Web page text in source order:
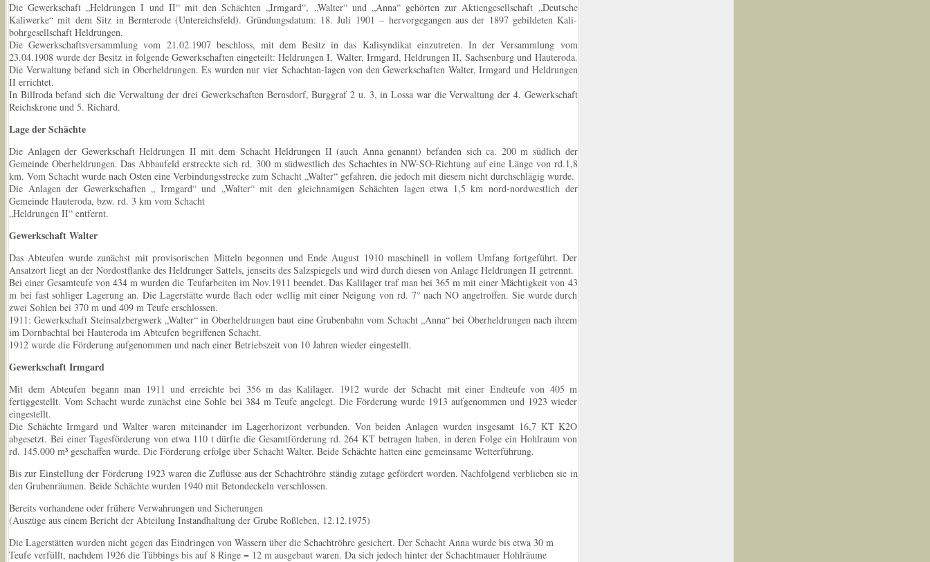
Die Gewerkschaft „Heldrungen I und II“ mit den Schächten „Irmgard“, „Walter“ und „Anna“ gehörten zur Aktiengesellschaft „Deutsche
Kaliwerke“ mit dem Sitz in Bernterode (Untereichsfeld). Gründungsdatum: 18. Juli 1901 – hervorgegangen aus der 1897 gebildeten Kali-
bohrgesellschaft Heldrungen.
Die Gewerkschaftsversammlung vom 21.02.1907 beschloss, mit dem Besitz in das Kalisyndikat einzutreten. In der Versammlung vom
23.04.1908 wurde der Besitz in folgende Gewerkschaften eingeteilt: Heldrungen I, Walter, Irmgard, Heldrungen II, Sachsenburg und Hauteroda.
Die Verwaltung befand sich in Oberheldrungen. Es wurden nur vier Schachtan-lagen von den Gewerkschaften Walter, Irmgard und Heldrungen
II errichtet.
In Billroda befand sich die Verwaltung der drei Gewerkschaften Bernsdorf, Burggraf 2 u. 3, in Lossa war die Verwaltung der 4. Gewerkschaft
Reichskrone und 5. Richard.
Lage der Schächte
Die Anlagen der Gewerkschaft Heldrungen II mit dem Schacht Heldrungen II (auch Anna genannt) befanden sich ca. 200 m südlich der
Gemeinde Oberheldrungen. Das Abbaufeld erstreckte sich rd. 300 m südwestlich des Schachtes in NW-SO-Richtung auf eine Länge von rd.1,8
km. Vom Schacht wurde nach Osten eine Verbindungsstrecke zum Schacht „Walter“ gefahren, die jedoch mit diesem nicht durchschlägig wurde.
Die Anlagen der Gewerkschaften „ Irmgard“ und „Walter“ mit den gleichnamigen Schächten lagen etwa 1,5 km nord-nordwestlich der
Gemeinde Hauteroda, bzw. rd. 3 km vom Schacht
„Heldrungen II“ entfernt.
Gewerkschaft Walter
Das Abteufen wurde zunächst mit provisorischen Mitteln begonnen und Ende August 1910 maschinell in vollem Umfang fortgeführt. Der
Ansatzort liegt an der Nordostflanke des Heldrunger Sattels, jenseits des Salzspiegels und wird durch diesen von Anlage Heldrungen II getrennt.
Bei einer Gesamteufe von 434 m wurden die Teufarbeiten im Nov.1911 beendet. Das Kalilager traf man bei 365 m mit einer Mächtigkeit von 43
m bei fast sohliger Lagerung an. Die Lagerstätte wurde flach oder wellig mit einer Neigung von rd. 7° nach NO angetroffen. Sie wurde durch
zwei Sohlen bei 370 m und 409 m Teufe erschlossen.
1911: Gewerkschaft Steinsalzbergwerk „Walter“ in Oberheldrungen baut eine Grubenbahn vom Schacht „Anna“ bei Oberheldrungen nach ihrem
im Dornbachtal bei Hauteroda im Abteufen begriffenen Schacht.
1912 wurde die Förderung aufgenommen und nach einer Betriebszeit von 10 Jahren wieder eingestellt.
Gewerkschaft Irmgard
Mit dem Abteufen begann man 1911 und erreichte bei 356 m das Kalilager. 1912 wurde der Schacht mit einer Endteufe von 405 m
fertiggestellt. Vom Schacht wurde zunächst eine Sohle bei 384 m Teufe angelegt. Die Förderung wurde 1913 aufgenommen und 1923 wieder
eingestellt.
Die Schächte Irmgard und Walter waren miteinander im Lagerhorizont verbunden. Von beiden Anlagen wurden insgesamt 16,7 KT K2O
abgesetzt. Bei einer Tagesförderung von etwa 110 t dürfte die Gesamtförderung rd. 264 KT betragen haben, in deren Folge ein Hohlraum von
rd. 145.000 m³ geschaffen wurde. Die Förderung erfolge über Schacht Walter. Beide Schächte hatten eine gemeinsame Wetterführung.
Bis zur Einstellung der Förderung 1923 waren die Zuflüsse aus der Schachtröhre ständig zutage gefördert worden. Nachfolgend verblieben sie in
den Grubenräumen. Beide Schächte wurden 1940 mit Betondeckeln verschlossen.
Bereits vorhandene oder frühere Verwahrungen und Sicherungen
(Auszüge aus einem Bericht der Abteilung Instandhaltung der Grube Roßleben, 12.12.1975)
Die Lagerstätten wurden nicht gegen das Eindringen von Wässern über die Schachtröhre gesichert. Der Schacht Anna wurde bis etwa 30 m
Teufe verfüllt, nachdem 1926 die Tübbings bis auf 8 Ringe = 12 m ausgebaut waren. Da sich jedoch hinter der Schachtmauer Hohlräume